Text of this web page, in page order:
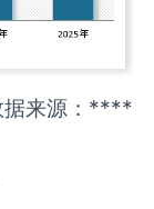
据来源：****